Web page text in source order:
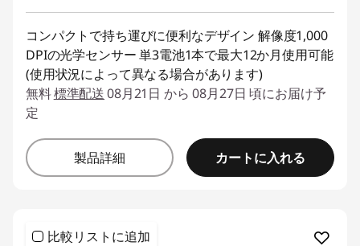
コンパクトで持ち運びに便利なデザイン 解像度1,000
DPIの光学センサー 単3電池1本で最大12か月使用可能
(使用状況によって異なる場合があります)
無料標準配送08月21日 から 08月27日 頃にお届け予
定
製品詳細 カートに入れる
比較リストに追加